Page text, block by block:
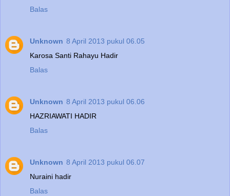
Balas
Unknown 8 April 2013 pukul 06.05
Karosa Santi Rahayu Hadir
Balas
Unknown 8 April 2013 pukul 06.06
HAZRIAWATI HADIR
Balas
Unknown 8 April 2013 pukul 06.07
Nuraini hadir
Balas